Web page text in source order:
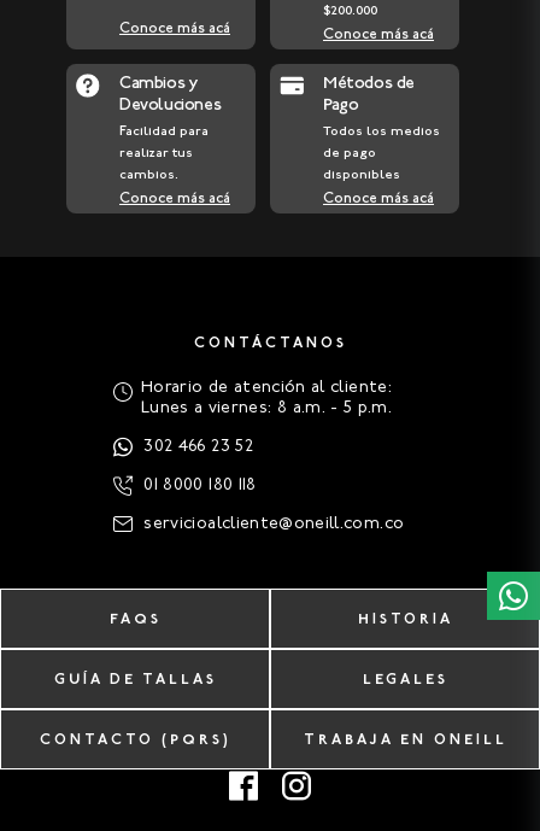
Conoce más acá
$200.000
Conoce más acá
Cambios y
Devoluciones
Facilidad para
realizar tus
cambios.
Conoce más acá
Métodos de
Pago
Todos los medios
de pago
disponibles
Conoce más acá
CONTÁCTANOS
Horario de atención al cliente:
Lunes a viernes: 8 a.m. - 5 p.m.
302 466 23 52
01 8000 180 118
servicioalcliente@oneill.com.co
FAQS HISTORIA
GUÍA DE TALLAS LEGALES
CONTACTO (PQRS) TRABAJA EN ONEILL